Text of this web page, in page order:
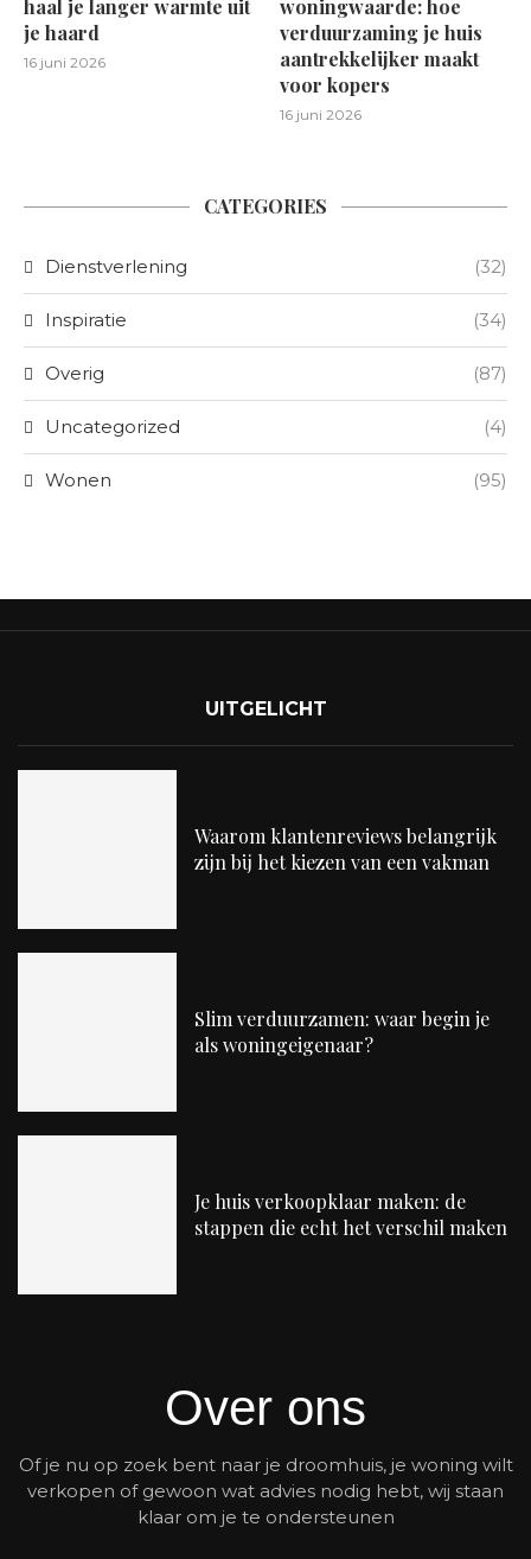
haal je langer warmte uit
je haard
16 juni 2026
woningwaarde: hoe
verduurzaming je huis
aantrekkelijker maakt
voor kopers
16 juni 2026
CATEGORIES
Dienstverlening (32)
Inspiratie (34)
Overig (87)
Uncategorized (4)
Wonen (95)
UITGELICHT
Waarom klantenreviews belangrijk
zijn bij het kiezen van een vakman
Slim verduurzamen: waar begin je
als woningeigenaar?
Je huis verkoopklaar maken: de
stappen die echt het verschil maken
Over ons
Of je nu op zoek bent naar je droomhuis, je woning wilt
verkopen of gewoon wat advies nodig hebt, wij staan
klaar om je te ondersteunen